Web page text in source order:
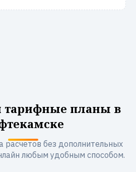
тарифные планы в
расчетов без дополнительных
любым удобным способом.